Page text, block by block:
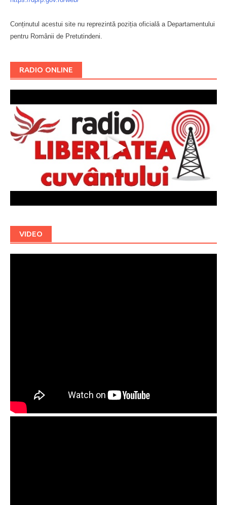
Conținutul acestui site nu reprezintă poziția oficială a Departamentului
pentru Românii de Pretutindeni.
RADIO ONLINE
VIDEO